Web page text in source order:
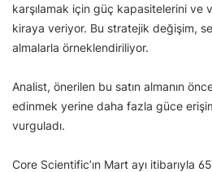
karşılamak için güç kapasitelerini ve
kiraya veriyor. Bu stratejik değişim,
almalarla örneklendiriliyor.
Analist, önerilen bu satın almanın
edinmek yerine daha fazla güce
vurguladı.
Core Scientific’ın Mart ayı itibarıyla